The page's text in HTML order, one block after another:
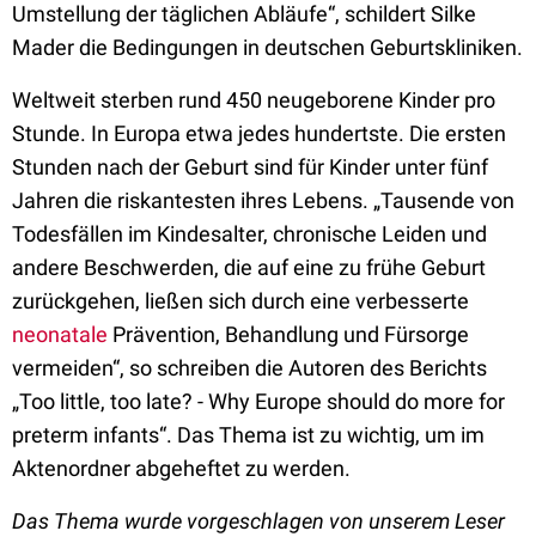
Umstellung der täglichen Abläufe“, schildert Silke
Mader die Bedingungen in deutschen Geburtskliniken.
Weltweit sterben rund 450 neugeborene Kinder pro
Stunde. In Europa etwa jedes hundertste. Die ersten
Stunden nach der Geburt sind für Kinder unter fünf
Jahren die riskantesten ihres Lebens. „Tausende von
Todesfällen im Kindesalter, chronische Leiden und
andere Beschwerden, die auf eine zu frühe Geburt
zurückgehen, ließen sich durch eine verbesserte
neonatale Prävention, Behandlung und Fürsorge
vermeiden“, so schreiben die Autoren des Berichts
„Too little, too late? - Why Europe should do more for
preterm infants“. Das Thema ist zu wichtig, um im
Aktenordner abgeheftet zu werden.
Das Thema wurde vorgeschlagen von unserem Leser